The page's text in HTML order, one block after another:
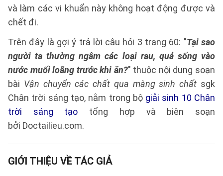
và làm các vi khuẩn này không hoạt động được và
chết đi.
Trên đây là gợi ý trả lời câu hỏi 3 trang 60: "Tại sao
người ta thường ngâm các loại rau, quả sống vào
nước muối loãng trước khi ăn?" thuộc nội dung soạn
bài Vận chuyển các chất qua màng sinh chất sgk
Chân trời sáng tạo, nằm trong bộ giải sinh 10 Chân
trời sáng tạo tổng hợp và biên soạn
bởi Doctailieu.com.
GIỚI THIỆU VỀ TÁC GIẢ